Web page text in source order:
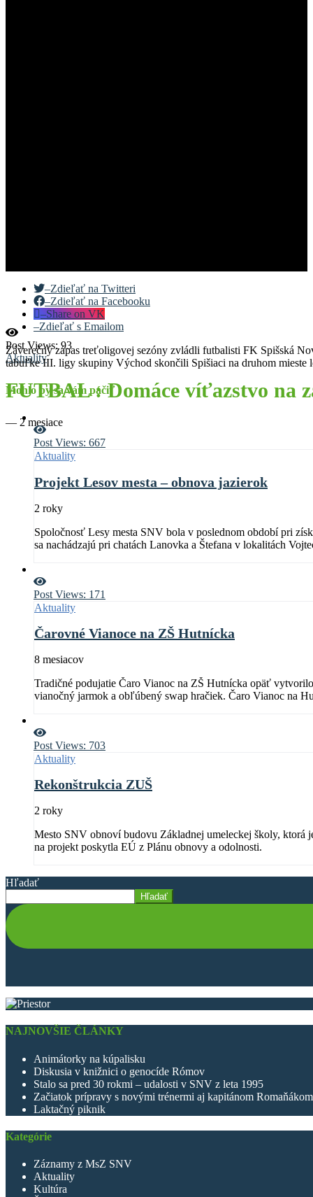
Post Views: 93
Aktuality
FUTBAL : Domáce víťazstvo na
— 2 mesiace
–Zdieľať na Twitteri
–Zdieľať na Facebooku
–Share on VK
–Zdieľať s Emailom
Záverečný zápas treťoligovej sezóny zvládli futbalisti FK Spišská
tabuľke III. ligy skupiny Východ skončili Spišiaci na druhom mieste
Mohlo by sa vám páčiť
Post Views: 667
Aktuality
Projekt Lesov mesta – obnova jazierok
2 roky
Spoločnosť Lesy mesta SNV bola v poslednom období pri
sa nachádzajú pri chatách Lanovka a Štefana v lokalitách
Post Views: 171
Aktuality
Čarovné Vianoce na ZŠ Hutnícka
8 mesiacov
Tradičné podujatie Čaro Vianoc na ZŠ Hutnícka opäť
vianočný jarmok a obľúbený swap hračiek. Čaro Vianoc na
Post Views: 703
Aktuality
Rekonštrukcia ZUŠ
2 roky
Mesto SNV obnoví budovu Základnej umeleckej školy, ktorá
na projekt poskytla EÚ z Plánu obnovy a odolnosti.
Hľadať
Hľadať
NAJNOVŠIE ČLÁNKY
Animátorky na kúpalisku
Diskusia v knižnici o genocíde Rómov
Stalo sa pred 30 rokmi – udalosti v SNV z leta 1995
Začiatok prípravy s novými trénermi aj kapitánom
Laktačný piknik
Kategórie
Záznamy z MsZ SNV
Aktuality
Kultúra